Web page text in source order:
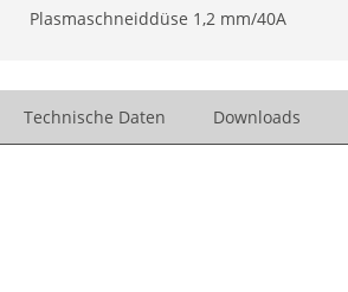
Plasmaschneiddüse 1,2 mm/40A
Technische Daten Downloads